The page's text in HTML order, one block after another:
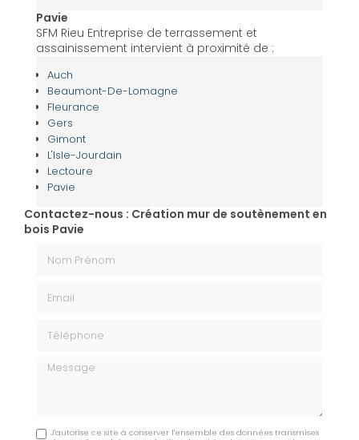
Pavie
SFM Rieu Entreprise de terrassement et
assainissement intervient à proximité de :
Auch
Beaumont-De-Lomagne
Fleurance
Gers
Gimont
L'Isle-Jourdain
Lectoure
Pavie
Contactez-nous : Création mur de soutènement en
bois Pavie
Message
J'autorise ce site à conserver l'ensemble des données transmises